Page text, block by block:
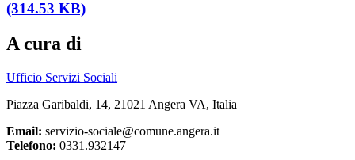
(314.53 KB)
A cura di
Ufficio Servizi Sociali
Piazza Garibaldi, 14, 21021 Angera VA, Italia
Email: servizio-sociale@comune.angera.it
Telefono: 0331.932147